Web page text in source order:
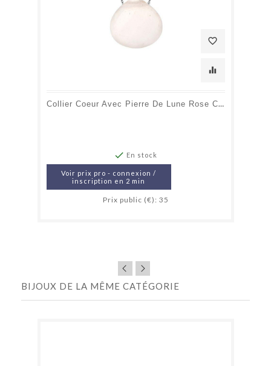
favorite_border
equalizer
Collier Coeur Avec Pierre De Lune Rose Coeur, En Argent Rhodié 925, 42+3cm
 En stock
Voir prix pro - connexion /
inscription en 2 min
Prix public (€): 35
BIJOUX DE LA MÊME CATÉGORIE